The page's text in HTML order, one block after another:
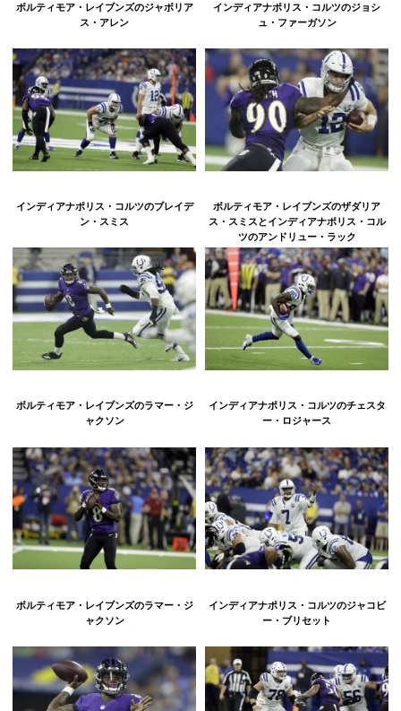
ボルティモア・レイブンズのジャボリア
ス・アレン
インディアナポリス・コルツのジョシ
ュ・ファーガソン
インディアナポリス・コルツのブレイデ
ン・スミス
ボルティモア・レイブンズのザダリア
ス・スミスとインディアナポリス・コル
ツのアンドリュー・ラック
ボルティモア・レイブンズのラマー・ジ
ャクソン
インディアナポリス・コルツのチェスタ
ー・ロジャース
ボルティモア・レイブンズのラマー・ジ
ャクソン
インディアナポリス・コルツのジャコビ
ー・ブリセット